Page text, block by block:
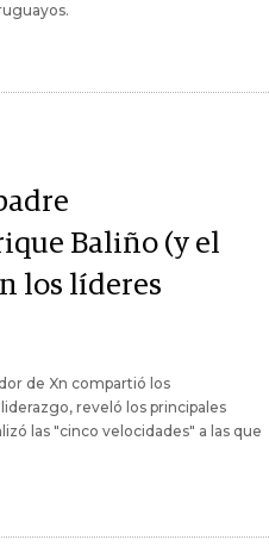
Baliño (y el
los líderes
de Xn compartió los
reveló los principales
las "cinco velocidades" a las que